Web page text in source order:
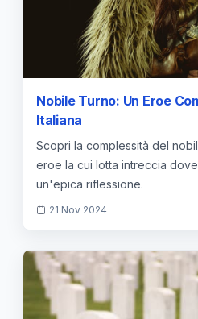
Nobile Turno: Un Eroe
Italiana
Scopri la complessità del
eroe la cui lotta intreccia
un'epica riflessione.
21 Nov 2024